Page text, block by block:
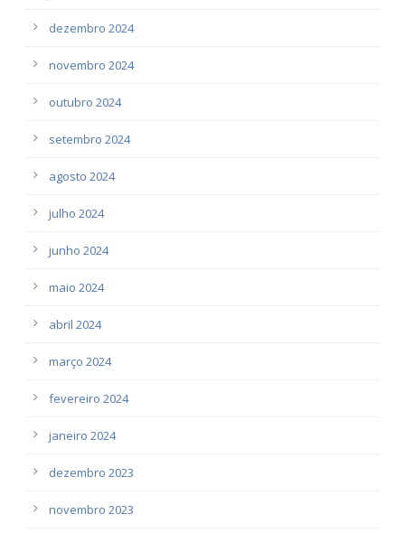
dezembro 2024
novembro 2024
outubro 2024
setembro 2024
agosto 2024
julho 2024
junho 2024
maio 2024
abril 2024
março 2024
fevereiro 2024
janeiro 2024
dezembro 2023
novembro 2023